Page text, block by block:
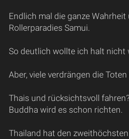
Endlich mal die ganze Wahrheit
Rollerparadies Samui.
So deutlich wollte ich halt nicht
Aber, viele verdrängen die
Thais und rücksichtsvoll
Buddha wird es schon richten.
Thailand hat den